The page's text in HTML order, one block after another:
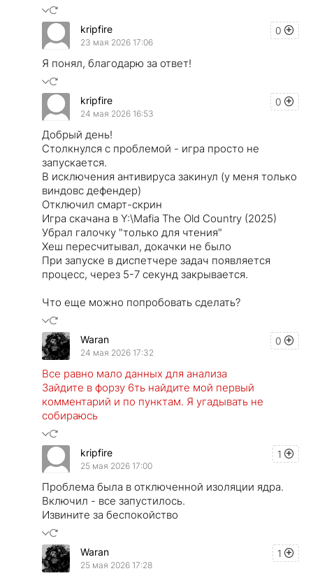
0
kripfire
23 мая 2026 17:06
Я понял, благодарю за ответ!
0
kripfire
24 мая 2026 16:53
Добрый день!
Столкнулся с проблемой - игра просто не
запускается.
В исключения антивируса закинул (у меня только
виндовс дефендер)
Отключил смарт-скрин
Игра скачана в Y:\Mafia The Old Country (2025)
Убрал галочку "только для чтения"
Хеш пересчитывал, докачки не было
При запуске в диспетчере задач появляется
процесс, через 5-7 секунд закрывается.
Что еще можно попробовать сделать?
0
Waran
24 мая 2026 17:32
Все равно мало данных для анализа
Зайдите в форзу 6ть найдите мой первый
комментарий и по пунктам. Я угадывать не
собираюсь
1
kripfire
25 мая 2026 17:00
Проблема была в отключенной изоляции ядра.
Включил - все запустилось.
Извините за беспокойство
1
Waran
25 мая 2026 17:28